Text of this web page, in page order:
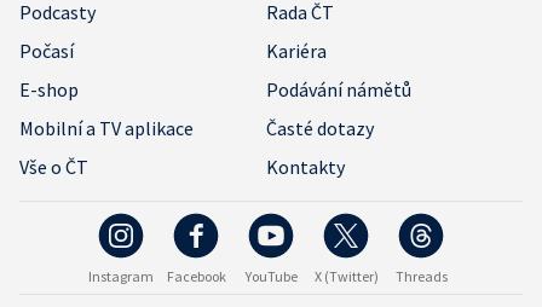
Podcasty
Rada ČT
Počasí
Kariéra
E-shop
Podávání námětů
Mobilní a TV aplikace
Časté dotazy
Vše o ČT
Kontakty
Instagram Facebook YouTube X (Twitter) Threads